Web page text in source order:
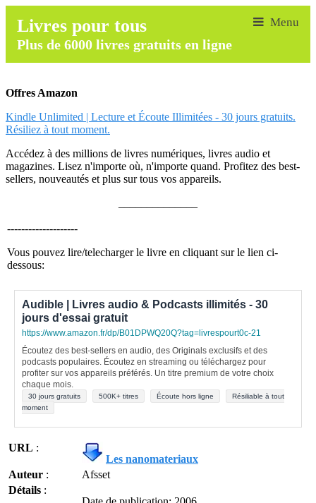
Livres pour tous
Plus de 6000 livres gratuits en ligne
Offres Amazon
Kindle Unlimited | Lecture et Écoute Illimitées - 30 jours gratuits.
Résiliez à tout moment.
Accédez à des millions de livres numériques, livres audio et
magazines. Lisez n'importe où, n'importe quand. Profitez des best-
sellers, nouveautés et plus sur tous vos appareils.
--------------------
Vous pouvez lire/telecharger le livre en cliquant sur le lien ci-
dessous:
Audible | Livres audio & Podcasts illimités - 30
jours d'essai gratuit
https://www.amazon.fr/dp/B01DPWQ20Q?tag=livrespourt0c-21
Écoutez des best-sellers en audio, des Originals exclusifs et des
podcasts populaires. Écoutez en streaming ou téléchargez pour
profiter sur vos appareils préférés. Un titre premium de votre choix
chaque mois.
30 jours gratuits 500K+ titres Écoute hors ligne
Résiliable à tout
moment
URL :
Les nanomateriaux
Auteur :
Afsset
Détails :